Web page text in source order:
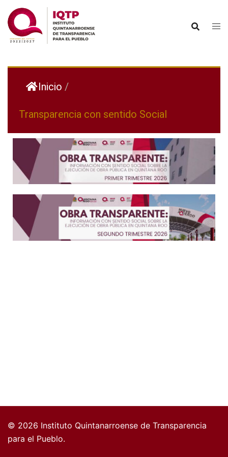
Inicio /
Transparencia con sentido Social
© 2026 Instituto Quintanarroense de Transparencia
para el Pueblo.